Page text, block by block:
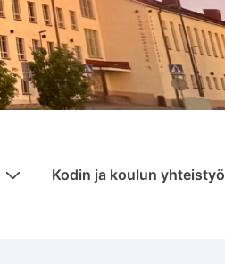
Kodin ja koulun yhteistyö